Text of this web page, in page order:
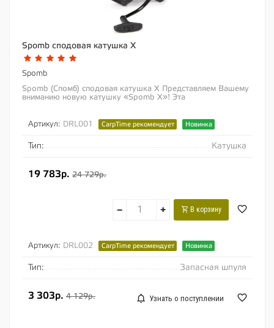
Spomb сподовая катушка X
Spomb
Spomb (Спомб) сподовая катушка X Представляем Вашему
вниманию новую катушку «Spomb X»! Эта
Артикул: DRL001 CarpTime рекомендует Новинка
Тип: Катушка
19 783р. 24 729р.
− + В корзину
Артикул: DRL002 CarpTime рекомендует Новинка
Тип: Запасная шпуля
3 303р. 4 129р. Узнать о поступлении